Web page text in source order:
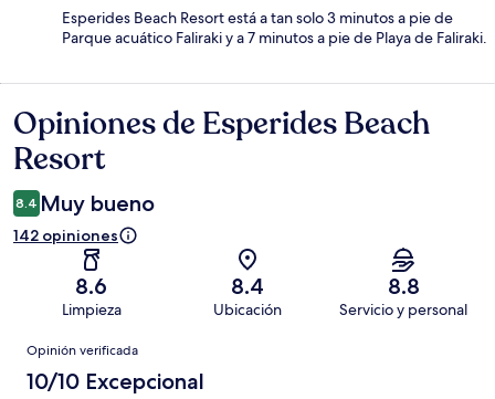
Esperides Beach Resort está a tan solo 3 minutos a pie de
Parque acuático Faliraki y a 7 minutos a pie de Playa de Faliraki.
Opiniones
Opiniones de Esperides Beach
Resort
8.4 Muy bueno
142 opiniones
8.6
Limpieza
8.4
Ubicación
8.8
Servicio y personal
Opiniones
Opinión verificada
10/10 Excepcional